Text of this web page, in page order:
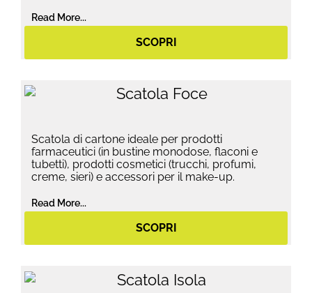
Read More...
SCOPRI
Scatola di cartone ideale per prodotti
farmaceutici (in bustine monodose, flaconi e
tubetti), prodotti cosmetici (trucchi, profumi,
creme, sieri) e accessori per il make-up.
Read More...
SCOPRI